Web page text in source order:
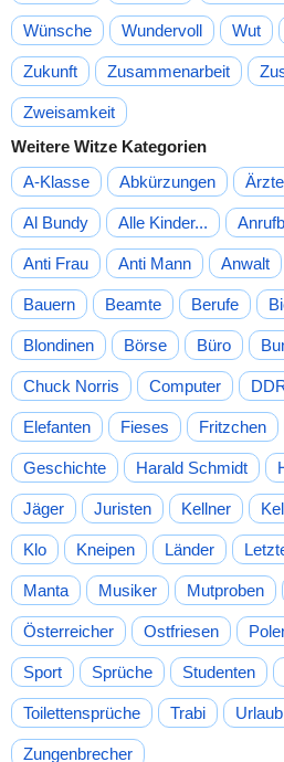
Wünsche Wundervoll Wut
Zukunft Zusammenarbeit
Zweisamkeit
Weitere Witze Kategorien
A-Klasse
Abkürzungen Ärzte
Al Bundy Alle Kinder...
Anti Frau Anti Mann Anwalt
Bauern Beamte Berufe
Blondinen Börse Büro
Chuck Norris Computer
Elefanten Fieses Fritzchen
Geschichte Harald Schmidt
Jäger Juristen Kellner
Klo Kneipen Länder
Manta Musiker Mutproben
Österreicher Ostfriesen
Sport Sprüche Studenten
Toilettensprüche Trabi Urlaub
Zungenbrecher